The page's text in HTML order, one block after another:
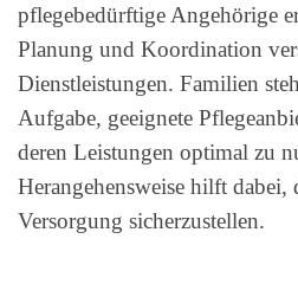
pflegebedürftige Angehörige
Planung und Koordination
Dienstleistungen. Familien
Aufgabe, geeignete
deren Leistungen optimal zu
Herangehensweise hilft dabei,
Versorgung sicherzustellen.